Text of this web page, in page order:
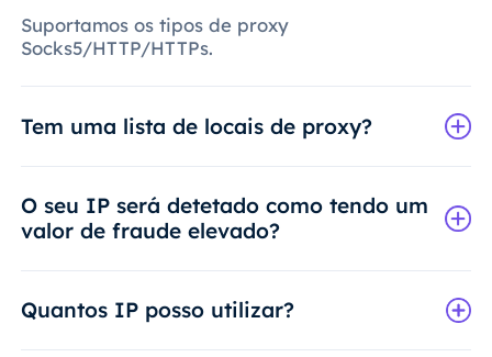
Suportamos os tipos de proxy
Socks5/HTTP/HTTPs.
Tem uma lista de locais de proxy?
O seu IP será detetado como tendo um
valor de fraude elevado?
Quantos IP posso utilizar?